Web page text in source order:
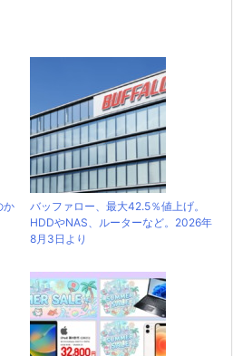
か
バッファロー、最大42.5％値上げ。
HDDやNAS、ルーターなど。2026年
8月3日より